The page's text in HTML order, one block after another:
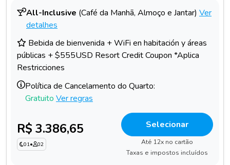
All-Inclusive (Café da Manhã, Almoço e Jantar) Ver
detalhes
Bebida de bienvenida + WiFi en habitación y áreas
públicas + $555USD Resort Credit Coupon *Aplica
Restricciones
Política de Cancelamento do Quarto:
Gratuito Ver regras
R$ 3.386,65
01• 02
Selecionar
Até 12x no cartão
Taxas e impostos incluídos